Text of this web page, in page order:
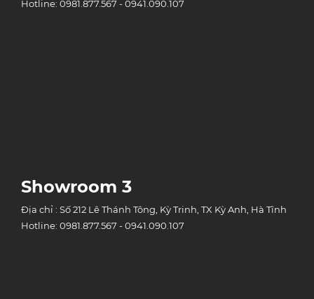
Hotline: 0981.877.567 - 0941.090.107
Showroom 3
Địa chỉ : Số 212 Lê Thánh Tông, Kỳ Trinh, TX Kỳ Anh, Hà Tĩnh
Hotline: 0981.877.567 - 0941.090.107